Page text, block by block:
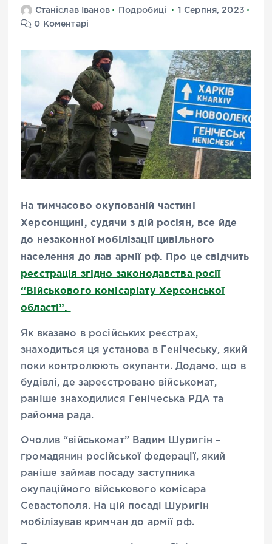
Станіслав Іванов Подробиці
1 Серпня, 2023
0 Коментарі
На тимчасово окупованій частині
Херсонщині, судячи з дій росіян, все йде
до незаконної мобілізації цивільного
населення до лав армії рф. Про це свідчить
реєстрація згідно законодавства росії
“Військового комісаріату Херсонської
області”.
Як вказано в російських реєстрах,
знаходиться ця установа в Генічеську, який
поки контролюють окупанти. Додамо, що в
будівлі, де зареєстровано військомат,
раніше знаходилися Генічеська РДА та
районна рада.
Очолив “військомат” Вадим Шуригін –
громадянин російської федерації, який
раніше займав посаду заступника
окупаційного військового комісара
Севастополя. На цій посаді Шуригін
мобілізував кримчан до армії рф.